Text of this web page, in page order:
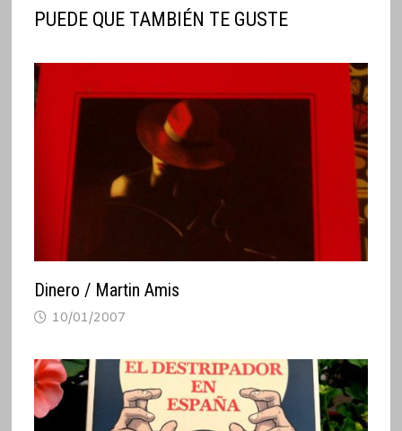
PUEDE QUE TAMBIÉN TE GUSTE
Dinero / Martin Amis
10/01/2007